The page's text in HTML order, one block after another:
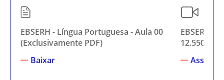
EBSERH - Língua Portuguesa - Aula 00
(Exclusivamente PDF)
Baixar
EBSERH -
12.550-
Assistir